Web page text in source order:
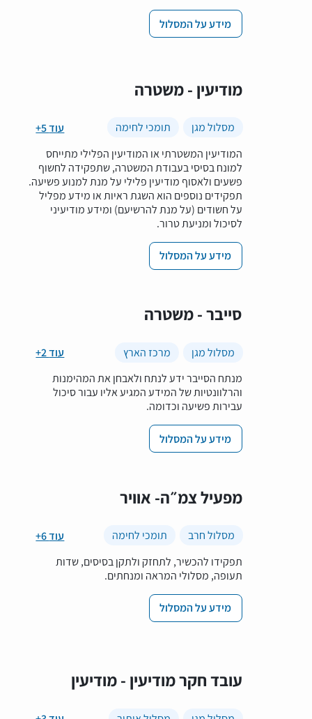
מידע על המסלול
מודיעין - משטרה
+5 עוד מסלול מגן
תומכי לחימה
המודיעין המשטרתי או המודיעין הפלילי מתייחס
למונח בסיסי בעבודת המשטרה, שתפקידה לחשוף
פשעים ולאסוף מודיעין פלילי על מנת למנוע פשיעה.
תפקידים נוספים הוא השגת ראיות או מידע מפליל
על חשודים (על מנת להרשיעם) ומידע מודיעיני
לסיכול ומניעת טרור.
מידע על המסלול
סייבר - משטרה
+2 עוד מסלול מגן
מרכז הארץ
מנתח הסייבר ידע לנתח ולאבחן את המהימנות
והרלוונטיות של המידע המגיע אליו עבור סיכול
עבירות פשיעה וכדומה.
מידע על המסלול
מפעיל צמ״ה- אוויר
+6 עוד מסלול חרב
תומכי לחימה
תפקידו להכשיר, לתחזק ולתקן בסיסים, שדות
תעופה, מסלולי המראה ומנחתים.
מידע על המסלול
עובד חקר מודיעין - מודיעין